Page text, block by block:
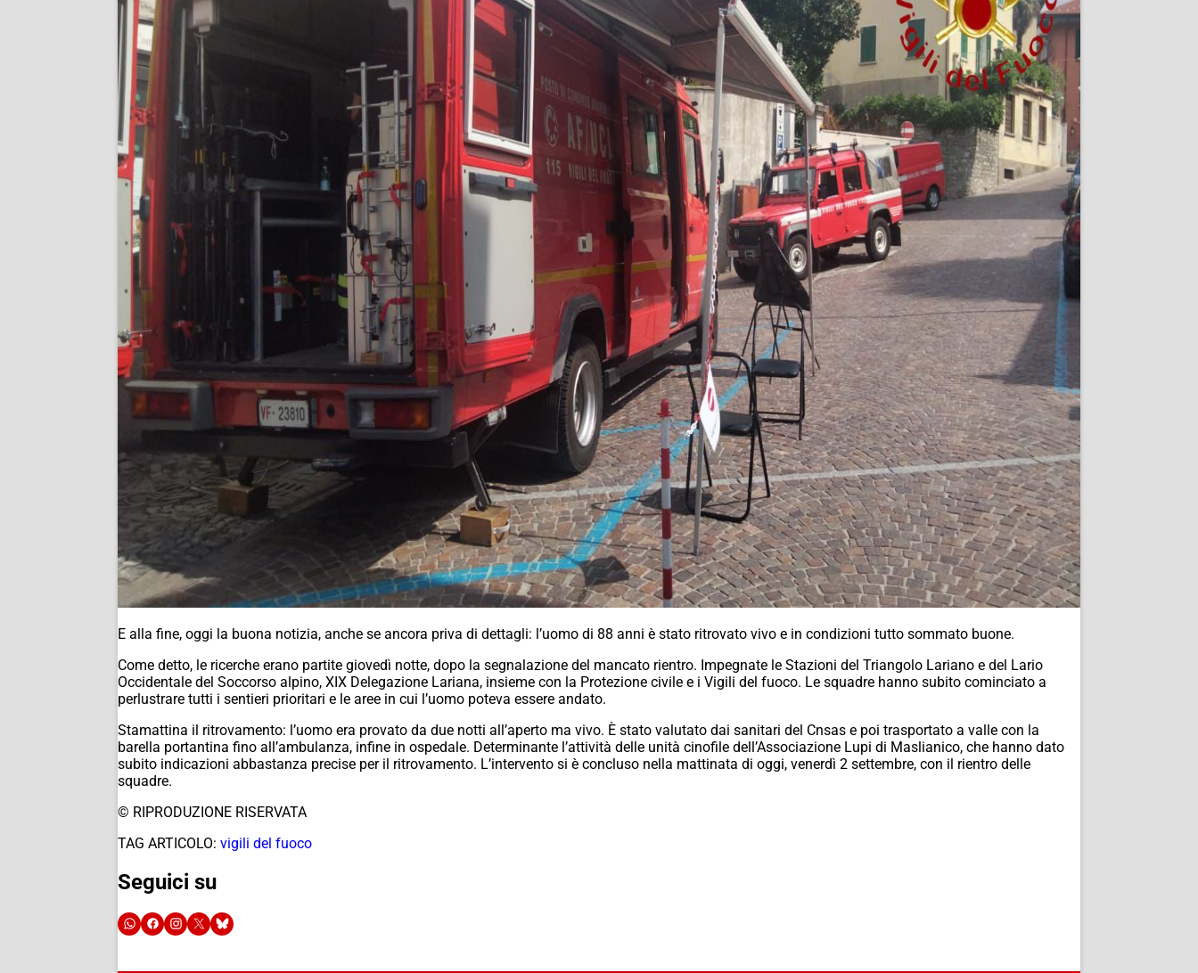
E alla fine, oggi la buona notizia, anche se ancora priva di dettagli: l’uomo di 88 anni è stato ritrovato vivo e in condizioni tutto sommato buone.
Come detto, le ricerche erano partite giovedì notte, dopo la segnalazione del mancato rientro. Impegnate le Stazioni del Triangolo Lariano e del Lario
Occidentale del Soccorso alpino, XIX Delegazione Lariana, insieme con la Protezione civile e i Vigili del fuoco. Le squadre hanno subito cominciato a
perlustrare tutti i sentieri prioritari e le aree in cui l’uomo poteva essere andato.
Stamattina il ritrovamento: l’uomo era provato da due notti all’aperto ma vivo. È stato valutato dai sanitari del Cnsas e poi trasportato a valle con la
barella portantina fino all’ambulanza, infine in ospedale. Determinante l’attività delle unità cinofile dell’Associazione Lupi di Maslianico, che hanno dato
subito indicazioni abbastanza precise per il ritrovamento. L’intervento si è concluso nella mattinata di oggi, venerdì 2 settembre, con il rientro delle
squadre.
© RIPRODUZIONE RISERVATA
TAG ARTICOLO: vigili del fuoco
Seguici su